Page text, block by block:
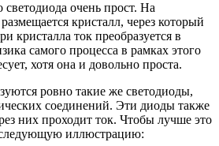
очень прост. На
кристалл, через который
кристалла ток преобразуется в
самого процесса в рамках этого
хотя она и довольно проста.
ровно такие же светодиоды,
соединений. Эти диоды также
них проходит ток. Чтобы лучше это
иллюстрацию: